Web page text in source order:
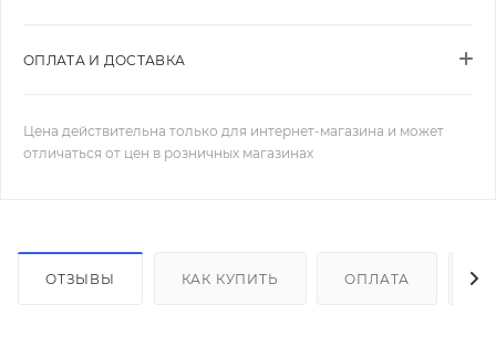
ОПЛАТА И ДОСТАВКА
Цена действительна только для интернет-магазина и может
отличаться от цен в розничных магазинах
ОТЗЫВЫ КАК КУПИТЬ ОПЛАТА